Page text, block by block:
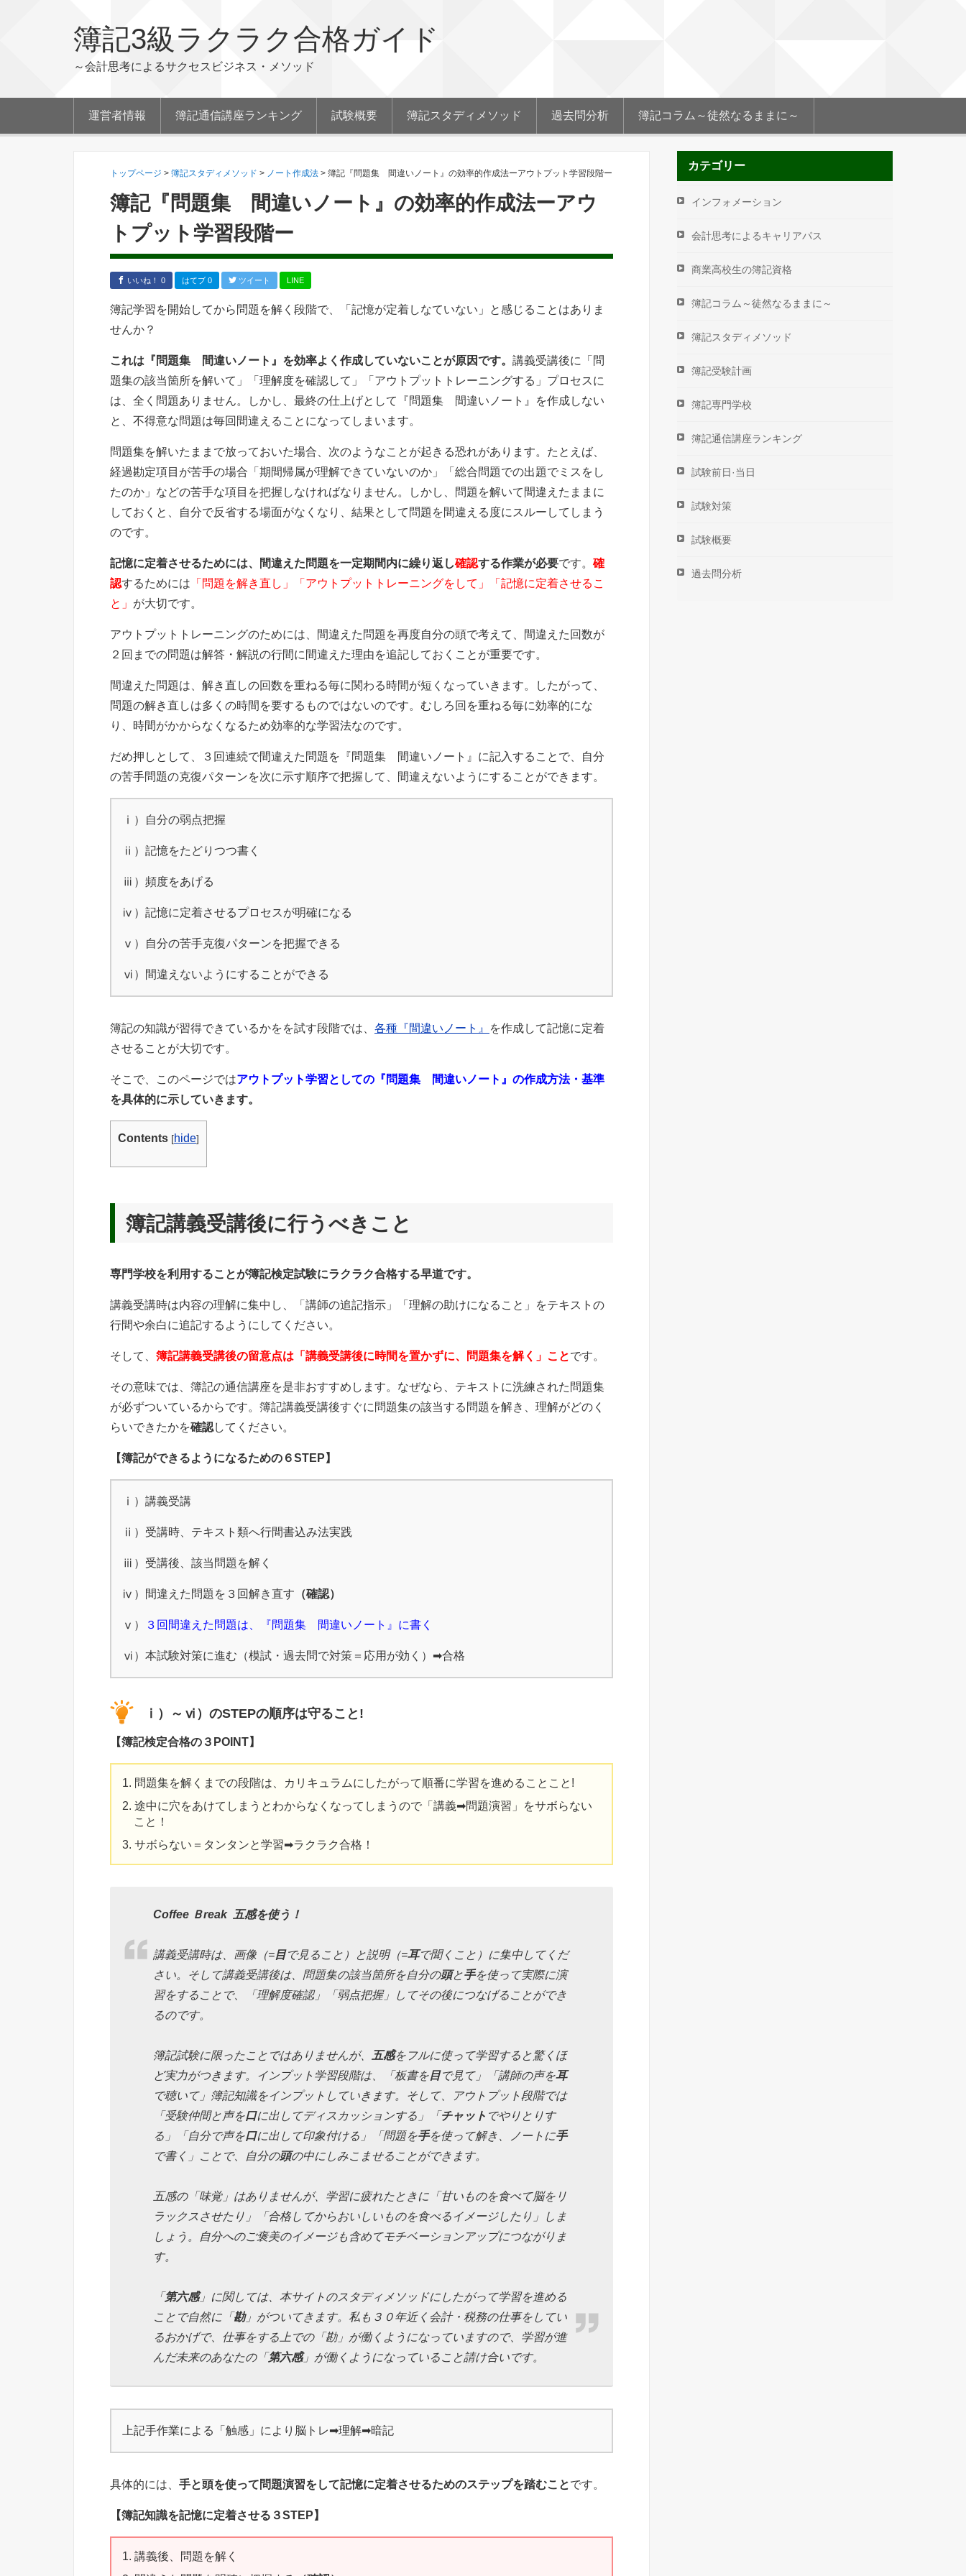
簿記3級ラクラク合格ガイド
～会計思考によるサクセスビジネス・メソッド
運営者情報 簿記通信講座ランキング 試験概要 簿記スタディメソッド 過去問分析 簿記コラム～徒然なるままに～
トップページ > 簿記スタディメソッド > ノート作成法 > 簿記『問題集 間違いノート』の効率的作成法ーアウトプット学習段階ー
簿記『問題集 間違いノート』の効率的作成法ーアウ
トプット学習段階ー
いいね！ 0 はてブ 0 ツイート LINE
簿記学習を開始してから問題を解く段階で、「記憶が定着しなていない」と感じることはありま
せんか？
これは『問題集 間違いノート』を効率よく作成していないことが原因です。 講義受講後に「問
題集の該当箇所を解いて」「理解度を確認して」「アウトプットトレーニングする」プロセスに
は、全く問題ありません。しかし、最終の仕上げとして『問題集 間違いノート』を作成しない
と、不得意な問題は毎回間違えることになってしまいます。
問題集を解いたままで放っておいた場合、次のようなことが起きる恐れがあります。たとえば、
経過勘定項目が苦手の場合「期間帰属が理解できていないのか」「総合問題での出題でミスをし
たのか」などの苦手な項目を把握しなければなりません。しかし、問題を解いて間違えたままに
しておくと、自分で反省する場面がなくなり、結果として問題を間違える度にスルーしてしまう
のです。
記憶に定着させるためには、間違えた問題を一定期間内に繰り返し確認する作業が必要です。 確
認するためには 「問題を解き直し」
「アウトプットトレーニングをして」「記憶に定着させるこ
と」 が大切です。
アウトプットトレーニングのためには、間違えた問題を再度自分の頭で考えて、間違えた回数が
２回までの問題は解答・解説の行間に間違えた理由を追記しておくことが重要です。
間違えた問題は、解き直しの回数を重ねる毎に関わる時間が短くなっていきます。したがって、
問題の解き直しは多くの時間を要するものではないのです。むしろ回を重ねる毎に効率的にな
り、時間がかからなくなるため効率的な学習法なのです。
だめ押しとして、３回連続で間違えた問題を『問題集 間違いノート』に記入することで、自分
の苦手問題の克復パターンを次に示す順序で把握して、間違えないようにすることができます。
ⅰ）自分の弱点把握
ⅱ）記憶をたどりつつ書く
ⅲ）頻度をあげる
ⅳ）記憶に定着させるプロセスが明確になる
ⅴ）自分の苦手克復パターンを把握できる
ⅵ）間違えないようにすることができる
簿記の知識が習得できているかをを試す段階では、 各種『間違いノート』
を作成して記憶に定着
させることが大切です。
そこで、このページではアウトプット学習としての『問題集 間違いノート』の作成方法・基準
を具体的に示していきます。
Contents [hide]
簿記講義受講後に行うべきこと
専門学校を利用することが簿記検定試験にラクラク合格する早道です。
講義受講時は内容の理解に集中し、「講師の追記指示」「理解の助けになること」をテキストの
行間や余白に追記するようにしてください。
そして、 簿記講義受講後の留意点は「講義受講後に時間を置かずに、問題集を解く」ことです。
その意味では、簿記の通信講座を是非おすすめします。なぜなら、テキストに洗練された問題集
が必ずついているからです。簿記講義受講後すぐに問題集の該当する問題を解き、理解がどのく
らいできたかを確認してください。
【簿記ができるようになるための６STEP】
ⅰ）講義受講
ⅱ）受講時、テキスト類へ行間書込み法実践
ⅲ）受講後、該当問題を解く
ⅳ）間違えた問題を３回解き直す （確認）
ⅴ） ３回間違えた問題は、『問題集 間違いノート』に書く
ⅵ）本試験対策に進む（模試・過去問で対策＝応用が効く）➡合格
ⅰ）～ⅵ）のSTEPの順序は守ること!
【簿記検定合格の３POINT】
問題集を解くまでの段階は、カリキュラムにしたがって順番に学習を進めることこと!
途中に穴をあけてしまうとわからなくなってしまうので「講義➡問題演習」をサボらない
こと！
サボらない＝タンタンと学習➡ラクラク合格！
Coffee Ｂreak 五感を使う！
講義受講時は、画像（=目で見ること）と説明（=耳で聞くこと）に集中してくだ
さい。そして講義受講後は、問題集の該当箇所を自分の頭と手を使って実際に演
習をすることで、「理解度確認」「弱点把握」してその後につなげることができ
るのです。
簿記試験に限ったことではありませんが、 五感をフルに使って学習すると驚くほ
ど実力がつきます。インプット学習段階は、「板書を目で見て」「講師の声を耳
で聴いて」簿記知識をインプットしていきます。そして、アウトプット段階では
「受験仲間と声を口に出してディスカッションする」「 チャット でやりとりす
る」「自分で声を口に出して印象付ける」「問題を手を使って解き、ノートに手
で書く」ことで、自分の頭の中にしみこませることができます。
五感の「味覚」はありませんが、学習に疲れたときに「甘いものを食べて脳をリ
ラックスさせたり」「合格してからおいしいものを食べるイメージしたり」しま
しょう。自分へのご褒美のイメージも含めてモチベーションアップにつながりま
す。
「 第六感」に関しては、本サイトのスタディメソッドにしたがって学習を進める
ことで自然に「 勘」がついてきます。私も３０年近く会計・税務の仕事をしてい
るおかげで、仕事をする上での「勘」が働くようになっていますので、学習が進
んだ未来のあなたの「 第六感」が働くようになっていること請け合いです。
上記手作業による「触感」により脳トレ➡理解➡暗記
具体的には、 手と頭を使って問題演習をして記憶に定着させるためのステップを踏むことです。
【簿記知識を記憶に定着させる３STEP】
講義後、問題を解く
カテゴリー
インフォメーション
会計思考によるキャリアパス
商業高校生の簿記資格
簿記コラム～徒然なるままに～
簿記スタディメソッド
簿記受験計画
簿記専門学校
簿記通信講座ランキング
試験前日·当日
試験対策
試験概要
過去問分析